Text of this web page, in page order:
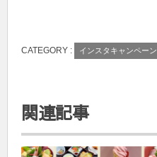
CATEGORY : インスタキャンペーン
関連記事